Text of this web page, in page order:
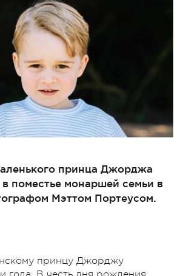
принца Джорджа
поместье монаршей семьи в
Мэттом Портеусом.
принцу Джорджу